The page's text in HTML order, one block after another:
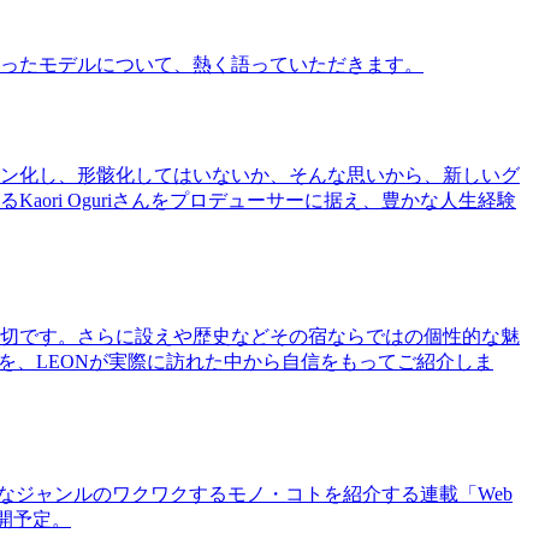
モデルについて、熱く語っていただきます。
化し、形骸化してはいないか、そんな思いから、新しいグ
Oguriさんをプロデューサーに据え、豊かな人生経験
す。さらに設えや歴史などその宿ならではの個性的な魅
、LEONが実際に訪れた中から自信をもってご紹介しま
ャンルのワクワクするモノ・コトを紹介する連載「Web
定。